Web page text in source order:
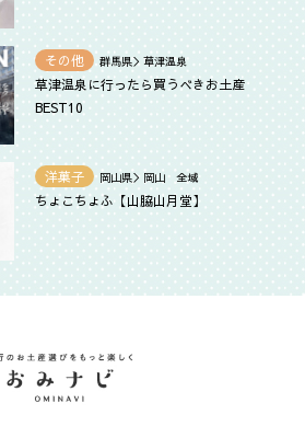
その他 群馬県＞草津温泉
草津温泉に行ったら買うべきお土産
BEST10
洋菓子 岡山県＞岡山 全域
ちょこちょふ【山脇山月堂】